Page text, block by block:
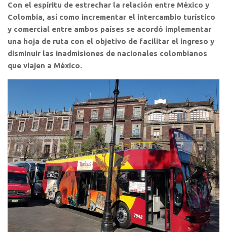
Con el espíritu de estrechar la relación entre México y
Colombia, así como incrementar el intercambio turístico
y comercial entre ambos países se acordó implementar
una hoja de ruta con el objetivo de facilitar el ingreso y
disminuir las inadmisiones de nacionales colombianos
que viajen a México.